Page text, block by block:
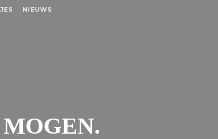
NIEUWS